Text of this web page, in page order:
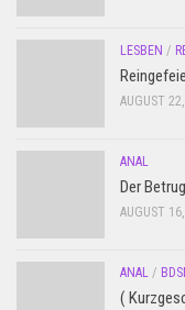
LESBEN /
AUGUST
ANAL
Der Betrug
AUGUST
ANAL /
(